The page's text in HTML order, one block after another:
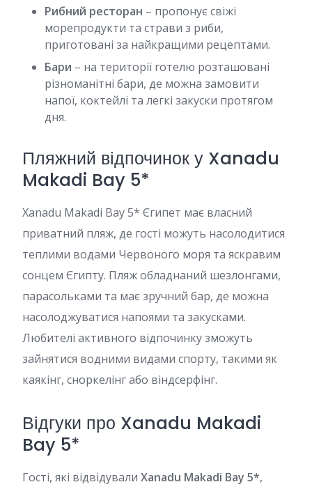
Рибний ресторан – пропонує свіжі
морепродукти та страви з риби,
приготовані за найкращими рецептами.
Бари – на території готелю розташовані
різноманітні бари, де можна замовити
напої, коктейлі та легкі закуски протягом
дня.
Пляжний відпочинок у Xanadu
Makadi Bay 5*
Xanadu Makadi Bay 5* Єгипет має власний
приватний пляж, де гості можуть насолодитися
теплими водами Червоного моря та яскравим
сонцем Єгипту. Пляж обладнаний шезлонгами,
парасольками та має зручний бар, де можна
насолоджуватися напоями та закусками.
Любителі активного відпочинку зможуть
зайнятися водними видами спорту, такими як
каякінг, сноркелінг або віндсерфінг.
Відгуки про Xanadu Makadi
Bay 5*
Гості, які відвідували Xanadu Makadi Bay 5*,